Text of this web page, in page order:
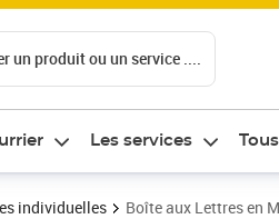
un produit ou un service ....
Les services
individuelles Boîte aux Lettres en